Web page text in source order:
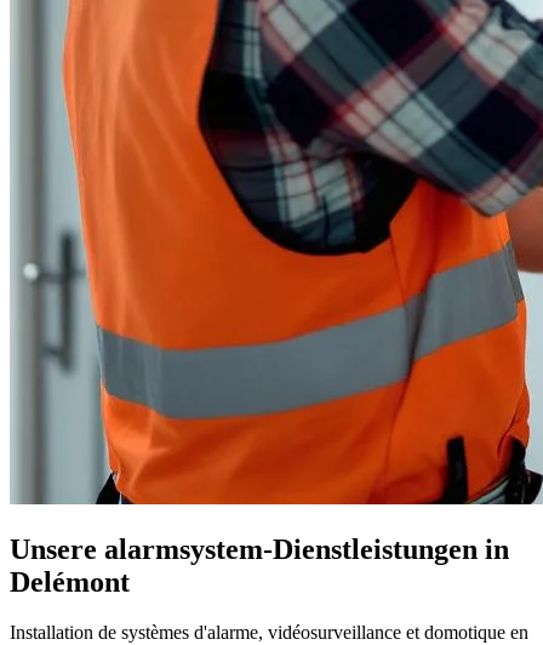
Unsere alarmsystem-Dienstleistungen in
Delémont
Installation de systèmes d'alarme, vidéosurveillance et domotique en